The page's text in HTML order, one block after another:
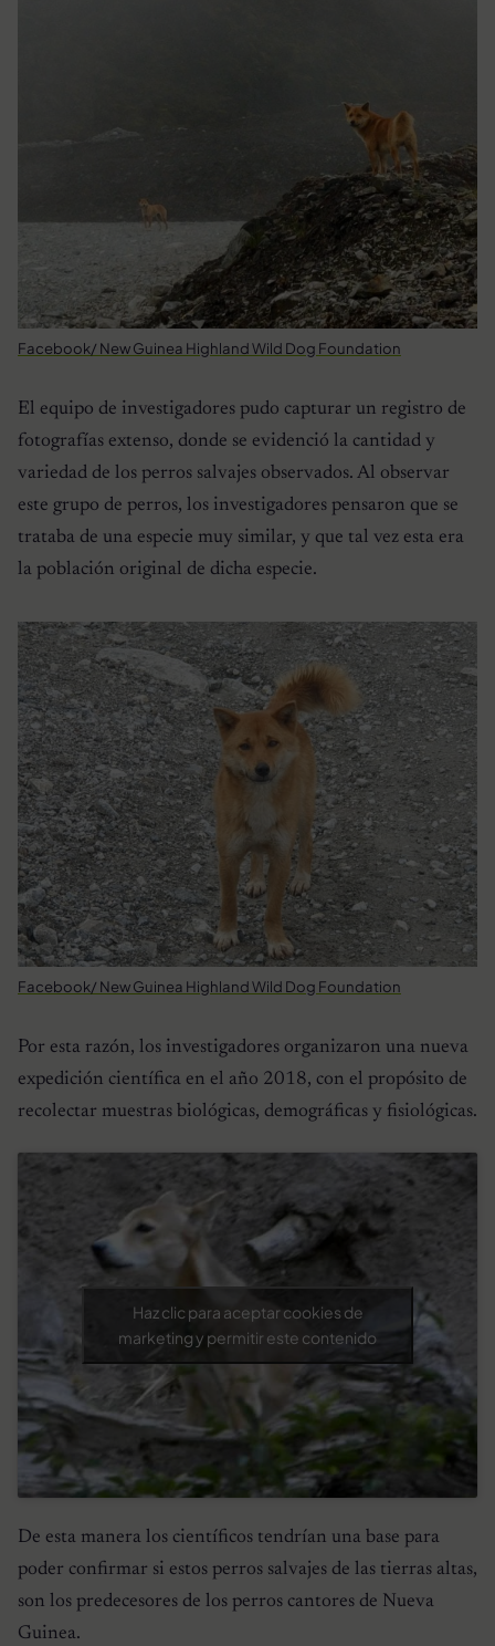
Facebook/ New Guinea Highland Wild Dog Foundation
El equipo de investigadores pudo capturar un registro de
fotografías extenso, donde se evidenció la cantidad y
variedad de los perros salvajes observados. Al observar
este grupo de perros, los investigadores pensaron que se
trataba de una especie muy similar, y que tal vez esta era
la población original de dicha especie.
Facebook/ New Guinea Highland Wild Dog Foundation
Por esta razón, los investigadores organizaron una nueva
expedición científica en el año 2018, con el propósito de
recolectar muestras biológicas, demográficas y fisiológicas.
Haz clic para aceptar cookies de
marketing y permitir este contenido
De esta manera los científicos tendrían una base para
poder confirmar si estos perros salvajes de las tierras altas,
son los predecesores de los perros cantores de Nueva
Guinea.